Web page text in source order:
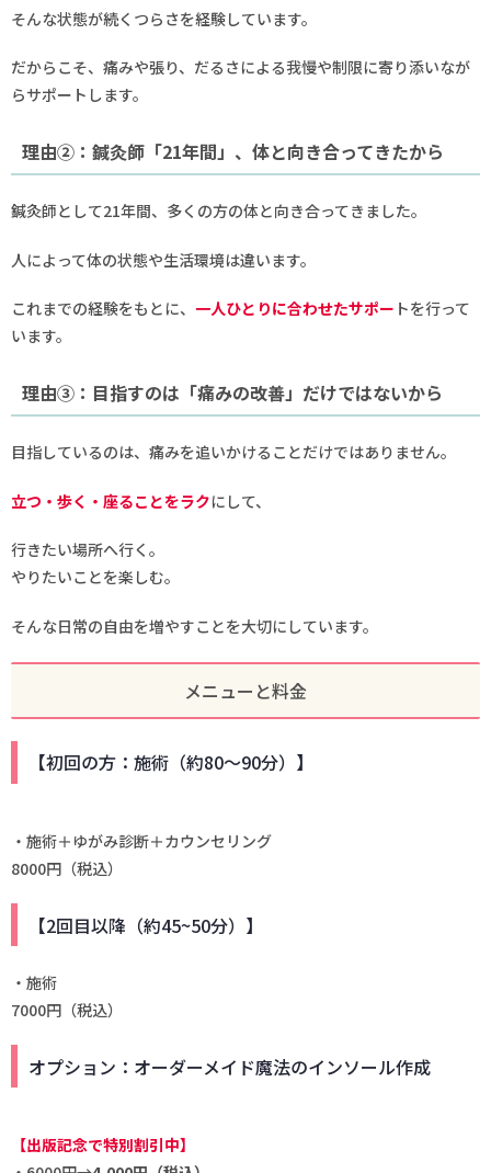
そんな状態が続くつらさを経験しています。
だからこそ、痛みや張り、だるさによる我慢や制限に寄り添いなが
らサポートします。
理由②：鍼灸師「21年間」、体と向き合ってきたから
鍼灸師として21年間、多くの方の体と向き合ってきました。
人によって体の状態や生活環境は違います。
これまでの経験をもとに、 一人ひとりに合わせたサポー トを行って
います。
理由③：目指すのは「痛みの改善」だけではないから
目指しているのは、痛みを追いかけることだけではありません。
立つ・歩く・座ることをラクにして、
行きたい場所へ行く。
やりたいことを楽しむ。
そんな日常の自由を増やすことを大切にしています。
メニューと料金
【初回の方：施術（約80～90分）】
・施術＋ゆがみ診断＋カウンセリング
8000円（税込）
【2回目以降（約45~50分）】
・施術
7000円（税込）
オプション：オーダーメイド魔法のインソール作成
【出版記念で特別割引中】